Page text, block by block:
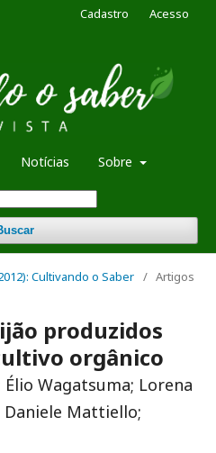
Notícias Sobre
Cadastro Acesso
Cultivando o Saber / Artigos
produzidos
orgânico
Wagatsuma; Lorena
Daniele Mattiello;